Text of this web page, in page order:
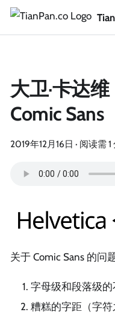
大卫·卡达
Comic Sans
2019年12月16日 · 阅读需 1
关于 Comic Sans 的问
字母级和段落级的
糟糕的字距（字符